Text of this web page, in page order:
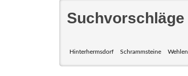
Suchvorschläge
Hinterhermsdorf Schrammsteine Wehlen